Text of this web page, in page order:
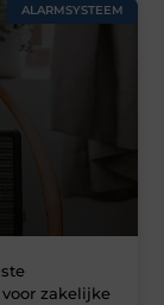
ALARMSYSTEEM
zakelijke